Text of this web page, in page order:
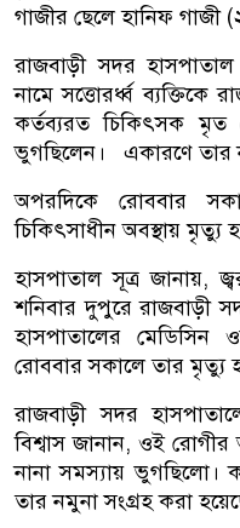
গাজীর ছেলে হানিফ গাজী
রাজবাড়ী সদর
নামে সত্তোরর্ধ্ব
কর্তব্যরত চিকিৎসক মৃত
ভুগছিলেন। একারণে তার
অপরদিকে রোববার
চিকিৎসাধীন অবস্থায় মৃত্যু
হাসপাতাল সূত্র জানায়,
শনিবার দুপুরে রাজবাড়ী
হাসপাতালের মেডিসিন
রোববার সকালে তার মৃত্যু
রাজবাড়ী সদর
বিশ্বাস জানান, ওই রোগীর
নানা সমস্যায় ভুগছিলো।
তার নমুনা সংগ্রহ করা